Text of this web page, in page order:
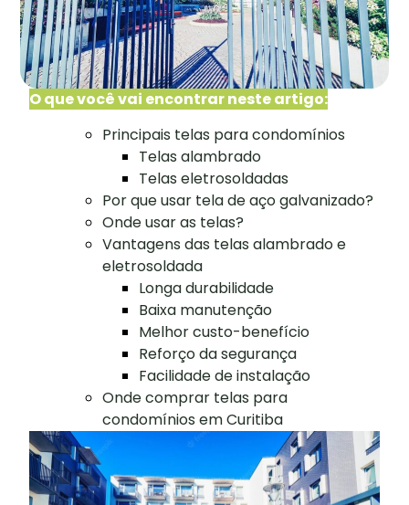
O que você vai encontrar neste artigo:
Principais telas para condomínios
Telas alambrado
Telas eletrosoldadas
Por que usar tela de aço galvanizado?
Onde usar as telas?
Vantagens das telas alambrado e
eletrosoldada
Longa durabilidade
Baixa manutenção
Melhor custo-benefício
Reforço da segurança
Facilidade de instalação
Onde comprar telas para
condomínios em Curitiba